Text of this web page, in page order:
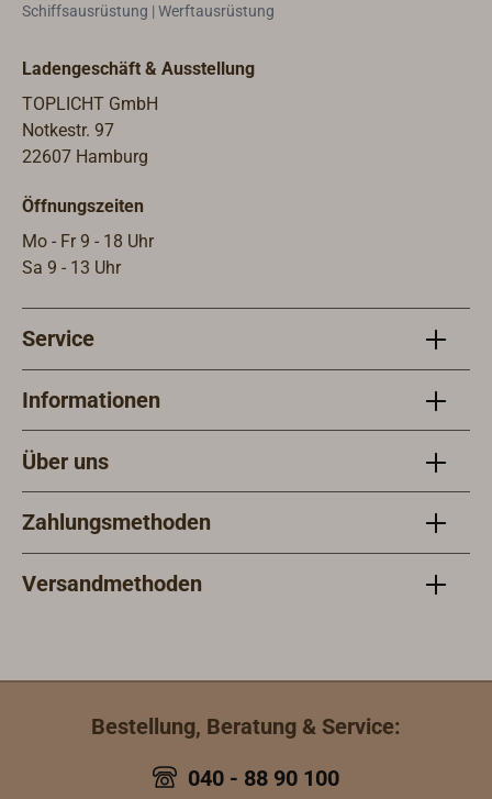
Schiffsausrüstung | Werftausrüstung
Ladengeschäft & Ausstellung
TOPLICHT GmbH
Notkestr. 97
22607 Hamburg
Öffnungszeiten
Mo - Fr 9 - 18 Uhr
Sa 9 - 13 Uhr
Service
Informationen
Über uns
Zahlungsmethoden
Versandmethoden
Bestellung, Beratung & Service:
040 - 88 90 100